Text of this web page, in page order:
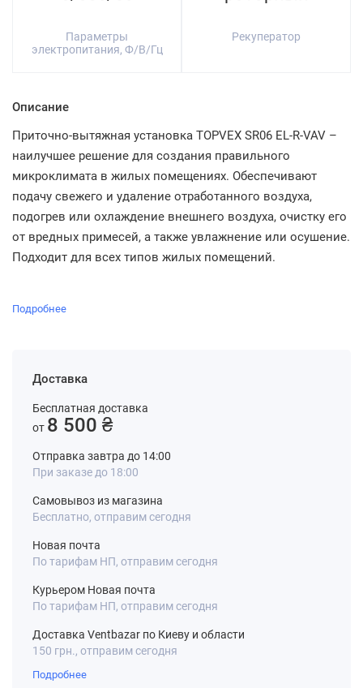
Параметры
электропитания, Ф/В/Гц
Рекуператор
Описание
Приточно-вытяжная установка TOPVEX SR06 EL-R-VAV –
наилучшее решение для создания правильного
микроклимата в жилых помещениях. Обеспечивают
подачу свежего и удаление отработанного воздуха,
подогрев или охлаждение внешнего воздуха, очистку его
от вредных примесей, а также увлажнение или осушение.
Подходит для всех типов жилых помещений.
Подробнее
Доставка
Бесплатная доставка
от 8 500 ₴
Отправка завтра до 14:00
При заказе до 18:00
Самовывоз из магазина
Бесплатно, отправим сегодня
Новая почта
По тарифам НП, отправим сегодня
Курьером Новая почта
По тарифам НП, отправим сегодня
Доставка Ventbazar по Киеву и области
150 грн., отправим сегодня
Подробнее